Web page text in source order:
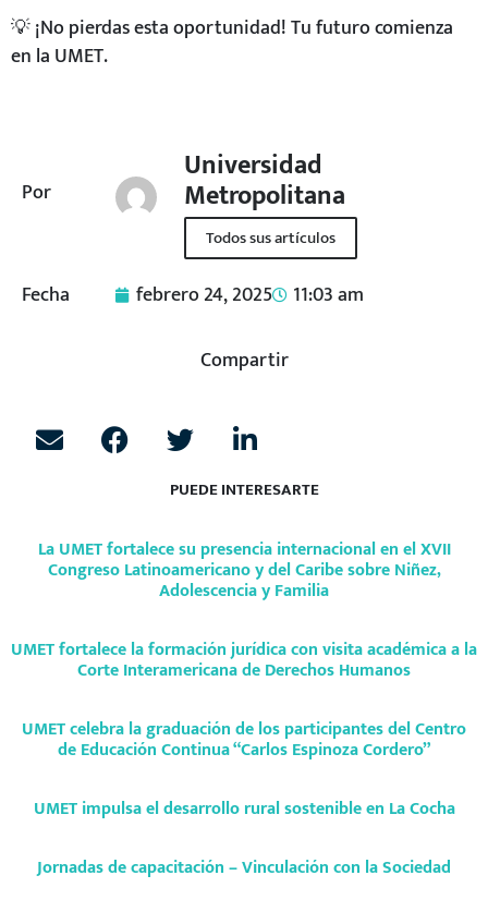
Por
Universidad
Metropolitana
Todos sus artículos
Fecha febrero 24, 2025 11:03 am
Compartir
PUEDE INTERESARTE
La UMET fortalece su presencia internacional en el XVII
Congreso Latinoamericano y del Caribe sobre Niñez,
Adolescencia y Familia
UMET fortalece la formación jurídica con visita académica a la
Corte Interamericana de Derechos Humanos
UMET celebra la graduación de los participantes del Centro
de Educación Continua “Carlos Espinoza Cordero”
UMET impulsa el desarrollo rural sostenible en La Cocha
Jornadas de capacitación – Vinculación con la Sociedad
💡 ¡No pierdas esta oportunidad! Tu futuro comienza
en la UMET.